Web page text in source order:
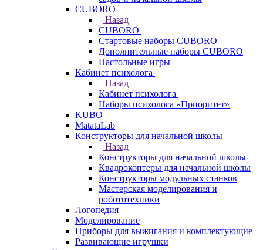
CUBORO
Назад
CUBORO
Стартовые наборы CUBORO
Дополнительные наборы CUBORO
Настольные игры
Кабинет психолога
Назад
Кабинет психолога
Наборы психолога «Приоритет»
KUBO
MatataLab
Конструкторы для начальной школы
Назад
Конструкторы для начальной школы
Квадрокоптеры для начальной школы
Конструкторы модульных станков
Мастерская моделирования и
робототехники
Логопедия
Моделирование
Приборы для выжигания и комплектующие
Развивающие игрушки